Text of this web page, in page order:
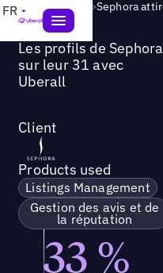
FR Success Story >
Les profils de Sephora
sur leur 31 avec
Uberall
Client
Products used
Listings Management
Gestion des avis et de
la réputation
33 %